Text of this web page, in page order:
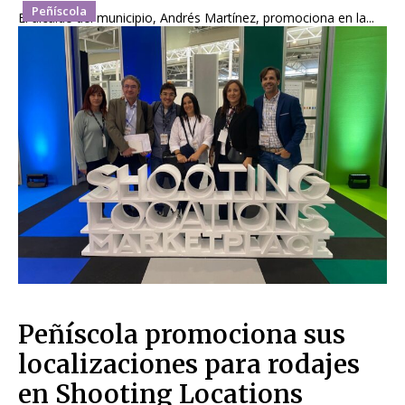
Peñíscola
El alcalde del municipio, Andrés Martínez, promociona en la...
Peñíscola promociona sus
localizaciones para rodajes
en Shooting Locations